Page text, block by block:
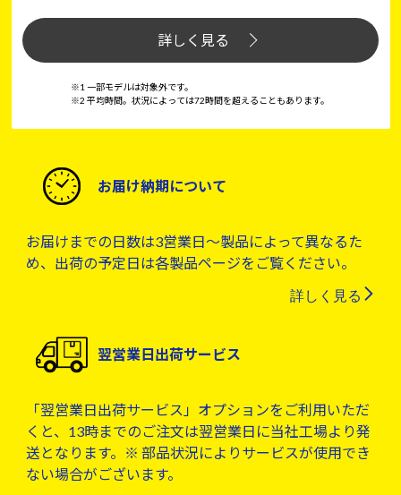
詳しく見る
※1 一部モデルは対象外です。
※2 平均時間。状況によっては72時間を超えることもあります。
お届け納期について
お届けまでの日数は3営業日～製品によって異なるた
め、出荷の予定日は各製品ページをご覧ください。
詳しく見る
翌営業日出荷サービス
「翌営業日出荷サービス」オプションをご利用いただ
くと、13時までのご注文は翌営業日に当社工場より発
送となります。※ 部品状況によりサービスが使用でき
ない場合がございます。